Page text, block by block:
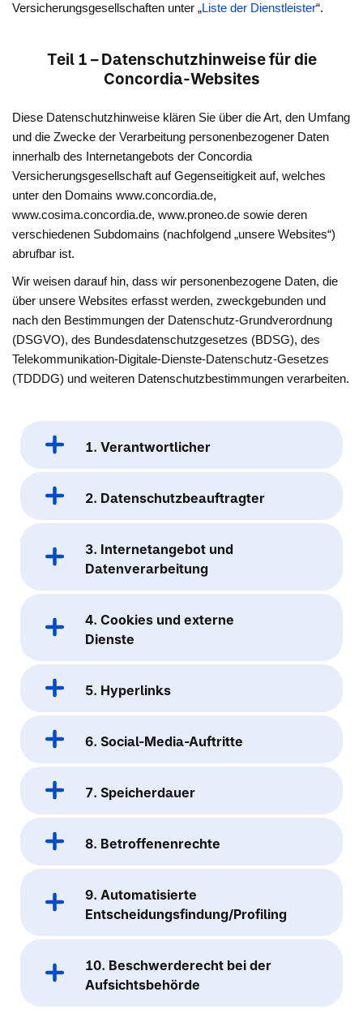
Versicherungsgesellschaften unter „Liste der Dienstleister“.
Teil 1 – Datenschutzhinweise für die
Concordia-Websites
Diese Datenschutzhinweise klären Sie über die Art, den Umfang
und die Zwecke der Verarbeitung personenbezogener Daten
innerhalb des Internetangebots der Concordia
Versicherungsgesellschaft auf Gegenseitigkeit auf, welches
unter den Domains www.concordia.de,
www.cosima.concordia.de, www.proneo.de sowie deren
verschiedenen Subdomains (nachfolgend „unsere Websites“)
abrufbar ist.
Wir weisen darauf hin, dass wir personenbezogene Daten, die
über unsere Websites erfasst werden, zweckgebunden und
nach den Bestimmungen der Datenschutz-Grundverordnung
(DSGVO), des Bundesdatenschutzgesetzes (BDSG), des
Telekommunikation-Digitale-Dienste-Datenschutz-Gesetzes
(TDDDG) und weiteren Datenschutzbestimmungen verarbeiten.
1. Verantwortlicher
2. Datenschutzbeauftragter
3. Internetangebot und
Datenverarbeitung
4. Cookies und externe
Dienste
5. Hyperlinks
6. Social-Media-Auftritte
7. Speicherdauer
8. Betroffenenrechte
9. Automatisierte
Entscheidungsfindung/Profiling
10. Beschwerderecht bei der
Aufsichtsbehörde